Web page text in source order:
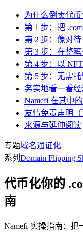
为什么倒卖代币
第 1 步：把
第 2 步：像对
第 3 步：在整
第 4 步：以
第 5 步：无需
务实地看一看
Namefi 在其中
友情免责声明（
来源与延伸阅读
专题域名通证化
系列 Domain Flipping
代币化你的
南
Namefi 实操指南：把